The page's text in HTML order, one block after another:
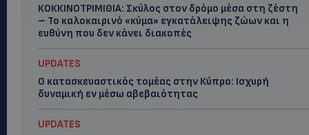
ΚΟΚΚΙΝΟΤΡΙΜΙΘΙΑ: Σκύλος στον δρόμο μέσα στη ζέστη
– Το καλοκαιρινό «κύμα» εγκατάλειψης ζώων και η
ευθύνη που δεν κάνει διακοπές
UPDATES
Ο κατασκευαστικός τομέας στην Κύπρο: Ισχυρή
δυναμική εν μέσω αβεβαιότητας
UPDATES